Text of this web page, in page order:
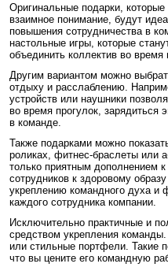
Оригинальные подарки, которые
взаимное понимание, будут
повышения сотрудничества в
настольные игры, которые
объединить коллектив во время
Другим вариантом можно
отдыху и расслаблению.
устройств или наушники
во время прогулок, зарядиться
в команде.
Также подарками можно
роликах, фитнес-браслеты или
только приятным дополнением
сотрудников к здоровому
укреплению командного духа и
каждого сотрудника компании.
Исключительно практичные и
средством укрепления
или стильные портфели. Такие
что вы цените его командную